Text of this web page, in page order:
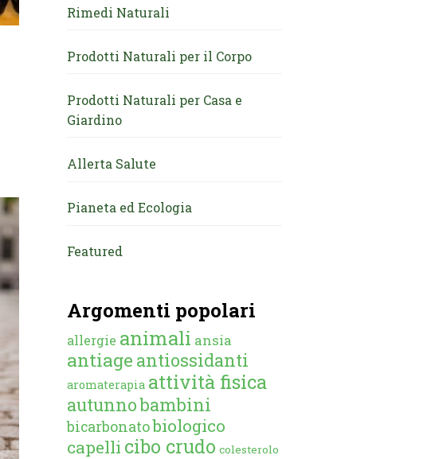
Rimedi Naturali
Prodotti Naturali per il Corpo
Prodotti Naturali per Casa e
Giardino
Allerta Salute
Pianeta ed Ecologia
Featured
Argomenti popolari
allergie animali ansia
antiage antiossidanti
aromaterapia attività fisica
autunnobambini
bicarbonatobiologico
capelli cibo crudo colesterolo